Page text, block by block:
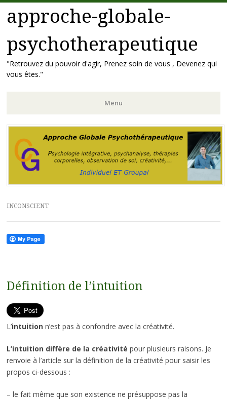
approche-globale-
psychotherapeutique
"Retrouvez du pouvoir d'agir, Prenez soin de vous , Devenez qui
vous êtes."
Menu
Aller
au
contenu
principal
INCONSCIENT
Définition de l’intuition
L’intuitionn’est pas à confondre avec la créativité.
L’intuition diffère de la créativité pour plusieurs raisons. Je
renvoie à l’article sur la définition de la créativité pour saisir les
propos ci-dessous :
– le fait même que son existence ne présuppose pas la